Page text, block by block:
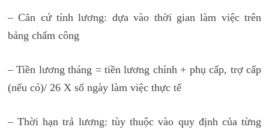
– Căn cứ tính lương: dựa vào thời gian làm việc trên
bảng chấm công
– Tiền lương tháng = tiền lương chính + phụ cấp, trợ cấp
(nếu có)/ 26 X số ngày làm việc thực tế
– Thời hạn trả lương: tùy thuộc vào quy định của từng